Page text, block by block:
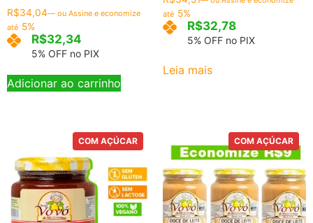
R$34,04— ou Assine e economize
até 5%
R$32,34
5% OFF no PIX
Adicionar ao carrinho
até 5%
R$32,78
5% OFF no PIX
Leia mais
COM AÇÚCAR COM AÇÚCAR